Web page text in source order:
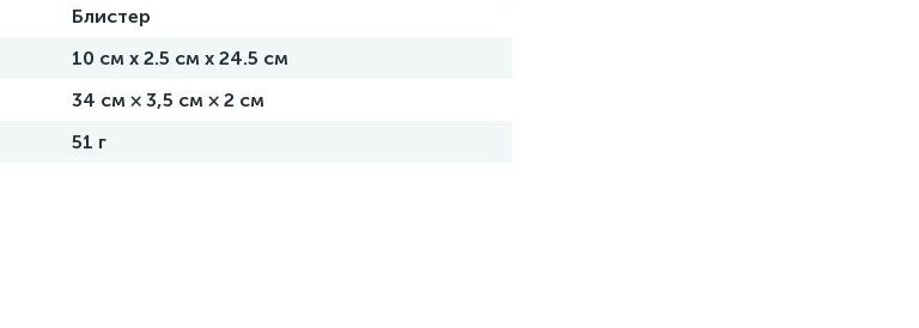
Блистер
10 см х 2.5 см х 24.5 см
34 см × 3,5 см × 2 см
51 г